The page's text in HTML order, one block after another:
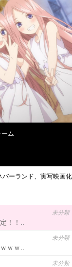
ム
バーランド、実写映画化
未分類
！！..
未分類
ｗｗ..
未分類